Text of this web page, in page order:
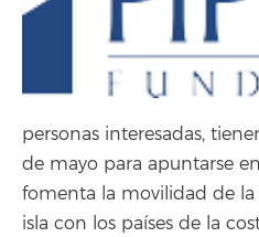
personas interesadas,
de mayo para apuntarse
fomenta la movilidad de
isla con los países de la